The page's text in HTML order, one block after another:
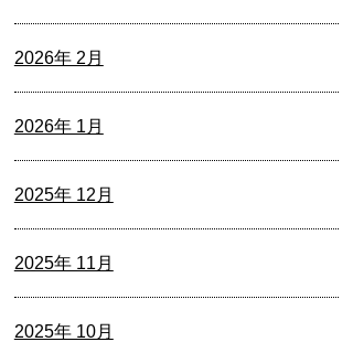
2026年 2月
2026年 1月
2025年 12月
2025年 11月
2025年 10月